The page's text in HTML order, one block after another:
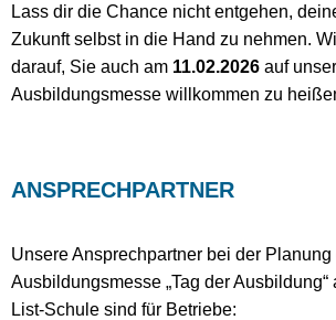
Lass dir die Chance nicht entgehen,
Zukunft selbst in die Hand zu nehmen.
darauf, Sie auch am 11.02.2026 auf
Ausbildungsmesse willkommen zu
ANSPRECHPARTNER
Unsere Ansprechpartner bei der Planung
Ausbildungsmesse „Tag der
List-Schule sind für Betriebe: